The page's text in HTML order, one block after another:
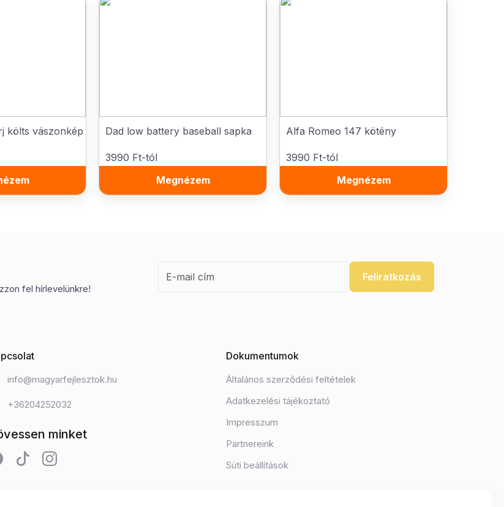
költs vászonkép Dad low battery baseball sapka
3990 Ft-tól
Megnézem
Alfa Romeo 147 kötény
3990 Ft-tól
Megnézem
fel hírlevelünkre!
Feliratkozás
info@magyarfejlesztok.hu
+36204252032
minket
Dokumentumok
Általános szerződési feltételek
Adatkezelési tájékoztató
Impresszum
Partnereink
Süti beállítások